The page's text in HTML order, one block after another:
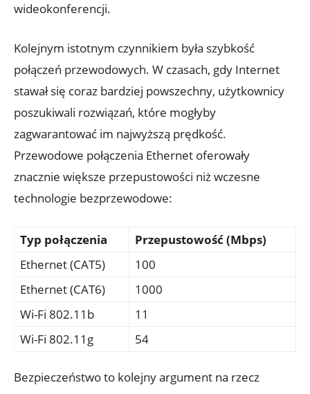
wideokonferencji.
Kolejnym istotnym czynnikiem była szybkość
połączeń przewodowych. W czasach, gdy Internet
stawał się coraz bardziej powszechny, użytkownicy
poszukiwali rozwiązań, które mogłyby
zagwarantować im najwyższą prędkość.
Przewodowe połączenia Ethernet oferowały
znacznie większe przepustowości niż wczesne
technologie bezprzewodowe:
Typ połączenia
Przepustowość (Mbps)
Ethernet (CAT5)
100
Ethernet (CAT6)
1000
Wi-Fi 802.11b
11
Wi-Fi 802.11g
54
Bezpieczeństwo to kolejny argument na rzecz